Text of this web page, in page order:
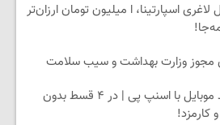
لاغری اسپارتینا، ا میلیون تومان ارزان‌تر
مجوز وزارت بهداشت و سیب سلامت
خرید موبایل با اسنپ پی | در ۴ قسط بدون
کارمزد!